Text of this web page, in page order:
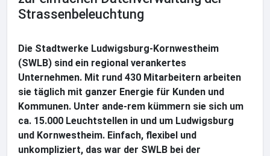
Strassenbeleuchtung
Die Stadtwerke Ludwigsburg-Kornwestheim
(SWLB) sind ein regional verankertes
Unternehmen. Mit rund 430 Mitarbeitern arbeiten
sie täglich mit ganzer Energie für Kunden und
Kommunen. Unter ande-rem kümmern sie sich um
ca. 15.000 Leuchtstellen in und um Ludwigsburg
und Kornwestheim. Einfach, flexibel und
unkompliziert, das war der SWLB bei der